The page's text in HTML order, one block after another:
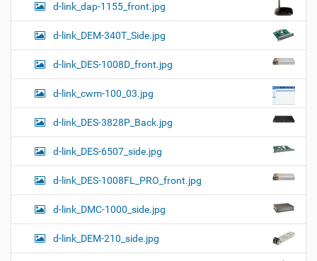
d-link_dap-1155_front.jpg
d-link_DEM-340T_Side.jpg
d-link_DES-1008D_front.jpg
d-link_cwm-100_03.jpg
d-link_DES-3828P_Back.jpg
d-link_DES-6507_side.jpg
d-link_DES-1008FL_PRO_front.jpg
d-link_DMC-1000_side.jpg
d-link_DEM-210_side.jpg